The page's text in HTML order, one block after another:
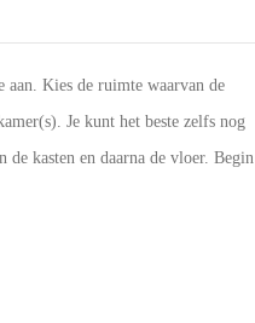
Kies de ruimte waarvan de
Je kunt het beste zelfs nog
de kasten en daarna de vloer. Begin